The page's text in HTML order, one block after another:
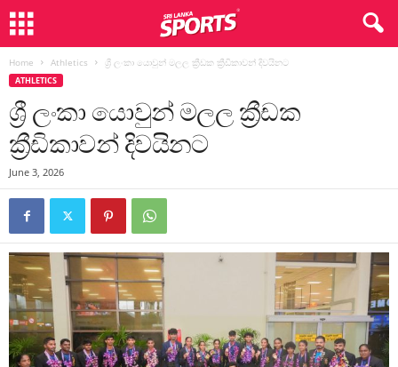
Home Athletics ශ්‍රී ලංකා යොවුන් මලල ක්‍රීඩක ක්‍රීඩිකාවන් දිවයිනට
ATHLETICS
ශ්‍රී ලංකා යොවුන් මලල ක්‍රීඩක
ක්‍රීඩිකාවන් දිවයිනට
June 3, 2026